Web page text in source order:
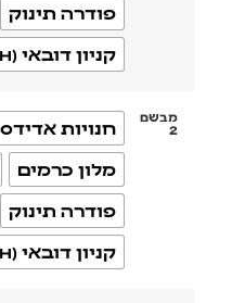
פודרה תינוק
קניון דובאי (R FRASH)
מבשם
2 חנויות אדידס
מלון כרמים
פודרה תינוק
קניון דובאי (R FRASH)